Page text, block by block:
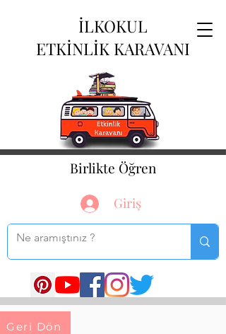
İLKOKUL
ETKİNLİK KARAVANI
Birlikte Öğren
Giriş
Geri Dön